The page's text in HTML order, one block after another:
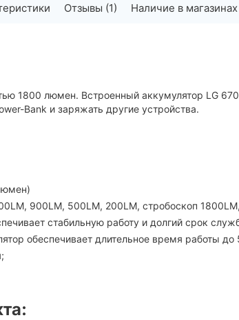
Отзывы (1) Наличие в магазинах
1800 люмен. Встроенный аккумулятор LG
Bank и заряжать другие устройства.
900LM, 500LM, 200LM, стробоскоп
стабильную работу и долгий срок
обеспечивает длительное время работы до